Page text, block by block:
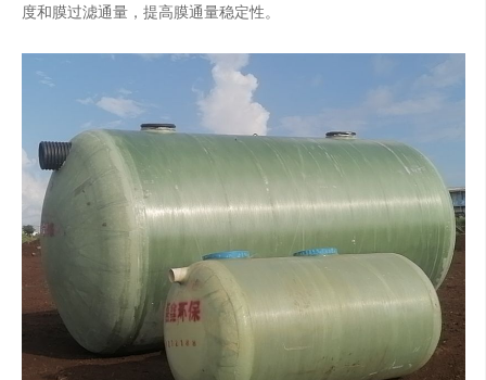
度和膜过滤通量，提高膜通量稳定性。